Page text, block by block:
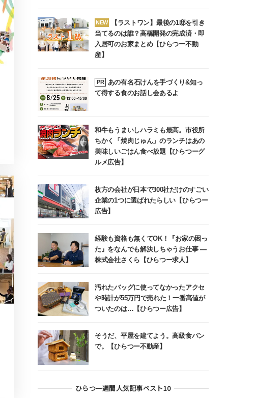
NEW
【ラストワン】最後の1邸を引き
当てるのは誰？高橋開発の完成済・即
入居可のお家まとめ【ひらつー不動
産】
PR
あの有名石けんを手づくり&知っ
て得する食のお話し会あるよ
和牛もうまいしハラミも最高。市役所
ちかく「焼肉じゅん」のランチはあの
美味しいごはん食べ放題【ひらつーグ
ルメ広告】
枚方の会社が日本で300社だけのすごい
企業の1つに選ばれたらしい【ひらつー
広告】
経験も資格も無くてOK！『お家の困っ
た』をなんでも解決しちゃうお仕事 ―
株式会社さくら【ひらつー求人】
汚れたバッグに使ってなかったアクセ
や時計が55万円で売れた！一番高値が
ついたのは…【ひらつー広告】
そうだ、平屋を建てよう。高級食パン
で。【ひらつー不動産】
ひらつー週間人気記事ベスト10